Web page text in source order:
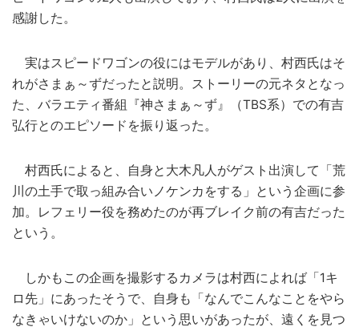
感謝した。
実はスピードワゴンの役にはモデルがあり、村西氏はそ
れがさまぁ～ずだったと説明。ストーリーの元ネタとなっ
た、バラエティ番組『神さまぁ～ず』（TBS系）での有吉
弘行とのエピソードを振り返った。
村西氏によると、自身と大木凡人がゲスト出演して「荒
川の土手で取っ組み合いノケンカをする」という企画に参
加。レフェリー役を務めたのが再ブレイク前の有吉だった
という。
しかもこの企画を撮影するカメラは村西によれば「1キ
ロ先」にあったそうで、自身も「なんでこんなことをやら
なきゃいけないのか」という思いがあったが、遠くを見つ